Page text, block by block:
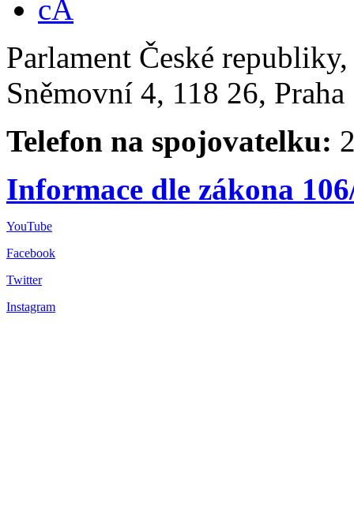
Parlament České
Sněmovní 4, 118 26,
Telefon na spojovatelku:
Informace dle zákona
YouTube
Facebook
Twitter
Instagram